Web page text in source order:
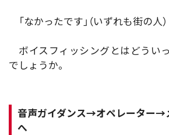
「なかったです」（いずれも街の人）
ボイスフィッシングとはどうい
でしょうか。
音声ガイダンス→オペレーター→
へ